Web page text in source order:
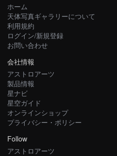
ホーム
天体写真ギャラリーについて
利用規約
ログイン/新規登録
お問い合わせ
会社情報
アストロアーツ
製品情報
星ナビ
星空ガイド
オンラインショップ
プライバシー・ポリシー
Follow
アストロアーツ